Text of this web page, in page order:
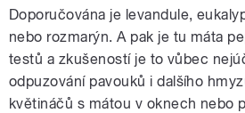
Doporučována je levandule,
nebo rozmarýn. A pak je tu máta
testů a zkušeností je to vůbec
odpuzování pavouků i dalšího
květináčů s mátou v oknech nebo